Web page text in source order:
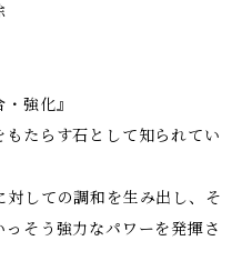
強化』
たらす石として知られてい
しての調和を生み出し、そ
そう強力なパワーを発揮さ